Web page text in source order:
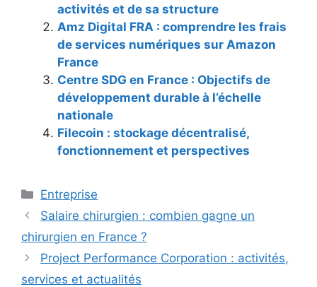
activités et de sa structure
Amz Digital FRA : comprendre les frais
de services numériques sur Amazon
France
Centre SDG en France : Objectifs de
développement durable à l’échelle
nationale
Filecoin : stockage décentralisé,
fonctionnement et perspectives
Catégories
Entreprise
Salaire chirurgien : combien gagne un
chirurgien en France ?
Project Performance Corporation : activités,
services et actualités